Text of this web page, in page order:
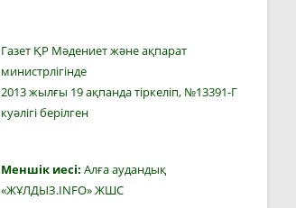
Газет ҚР Мәдениет және ақпарат
министрлігінде
2013 жылғы 19 ақпанда тіркеліп, №13391-Г
куәлігі берілген
Меншік иесі: Алға аудандық
«ЖҰЛДЫЗ.INFO» ЖШС